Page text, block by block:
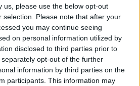
us, please use the below opt-out
selection. Please note that after your
you may continue seeing
on personal information utilized by
disclosed to third parties prior to
opt-out of the further
information by third parties on the
participants. This information may
Sunday energy 🔥
Brodsky Reese (@keller_rose) on